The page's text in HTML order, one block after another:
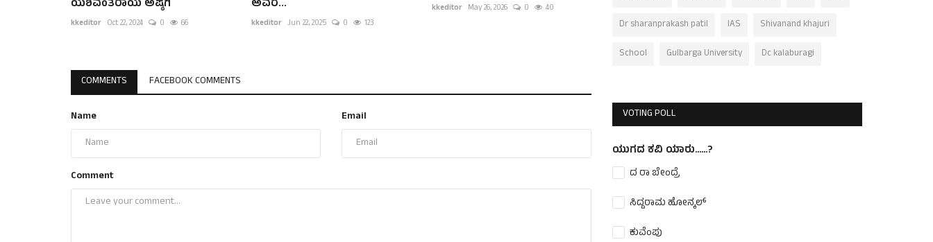
ಯಶವಂತರಾಯ ಅಷ್ಠಗಿ
kkeditor Oct 22, 2024 0 66
ಅವರ...
kkeditor Jun 22, 2025 0 123
kkeditor May 26, 2026 0 40
COMMENTS FACEBOOK COMMENTS
Name Email
Comment
Dr sharanprakash patil
IAS
Shivanand khajuri
School
Gulbarga University Dc kalaburagi
VOTING POLL
ಯುಗದ ಕವಿ ಯಾರು......?
ದ ರಾ ಬೇಂದ್ರೆ
ಸಿದ್ದರಾಮ ಹೋನ್ಕಲ್
ಕುವೆಂಪು